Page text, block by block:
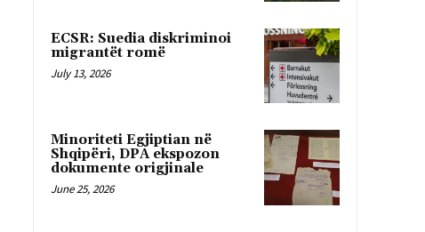
ECSR: Suedia diskriminoi
migrantët romë
July 13, 2026
Minoriteti Egjiptian në
Shqipëri, DPA ekspozon
dokumente origjinale
June 25, 2026